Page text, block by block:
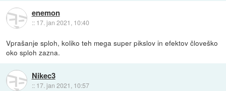
enemon
:: 17. jan 2021, 10:40
Vprašanje sploh, koliko teh mega super pikslov in efektov človeško
oko sploh zazna.
Nikec3
:: 17. jan 2021, 10:57